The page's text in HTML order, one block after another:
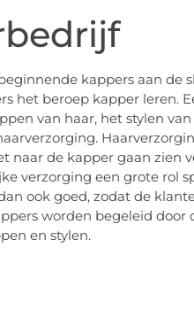
kappers aan de
het beroep kapper leren.
van haar, het stylen
naar de kapper gaan zien
verzorging een grote rol
ook goed, zodat de
worden begeleid door
en stylen.